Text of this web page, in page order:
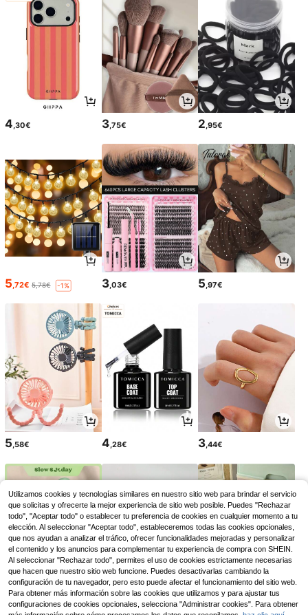
4,30€ 3,75€ 2,95€
5,72€ 5,78€ -1% 3,03€ 5,97€
5,58€ 4,28€ 3,44€
3,21€ 3,64€ 2,98€
Utilizamos cookies y tecnologías similares en nuestro sitio web para brindar el servicio
que solicitas y ofrecerte la mejor experiencia de sitio web posible. Puedes "Rechazar
todo", "Aceptar todo" o establecer tu preferencia de cookies en cualquier momento a tu
elección. Al seleccionar "Aceptar todo", estableceremos todas las cookies opcionales,
que nos ayudan a analizar el tráfico, ofrecer funcionalidades mejoradas y personalizar
el contenido y los anuncios para complementar tu experiencia de compra con SHEIN.
Al seleccionar "Rechazar todo", permites el uso de cookies estrictamente necesarias
que hacen que nuestro sitio web funcione. Puedes desactivarlas cambiando la
configuración de tu navegador, pero esto puede afectar el funcionamiento del sitio web.
Para obtener más información sobre las cookies que utilizamos y para ajustar tus
configuraciones de cookies opcionales, selecciona "Administrar cookies". Para obtener